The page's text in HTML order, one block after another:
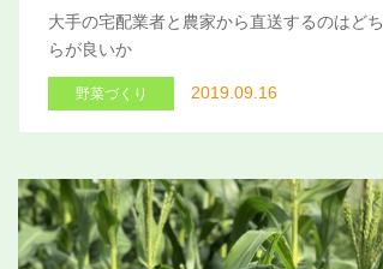
大手の宅配業者と農家から直送するのはどち
らが良いか
野菜づくり 2019.09.16